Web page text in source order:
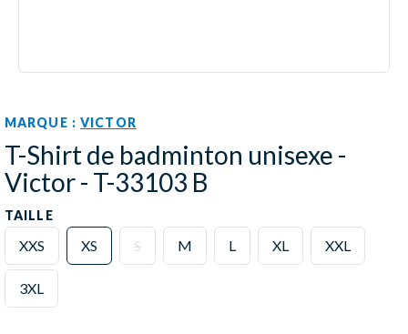
MARQUE :VICTOR
T-Shirt de badminton unisexe -
Victor - T-33103 B
TAILLE
XXS XS S M L XL XXL
3XL